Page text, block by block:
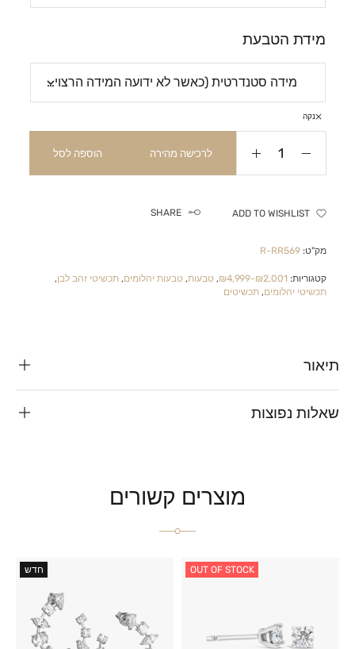
מידת הטבעת
נקה
לרכישה מהירה הוספה לסל
ADD TO WISHLIST
SHARE
מק"ט:R-RR569
קטגוריות: ₪2,001-₪4,999
, טבעות, טבעות יהלומים,תכשיטי זהב לבן,
תכשיטי יהלומים,תכשיטים
תיאור
שאלות נפוצות
מוצרים קשורים
OUT OF STOCK חדש